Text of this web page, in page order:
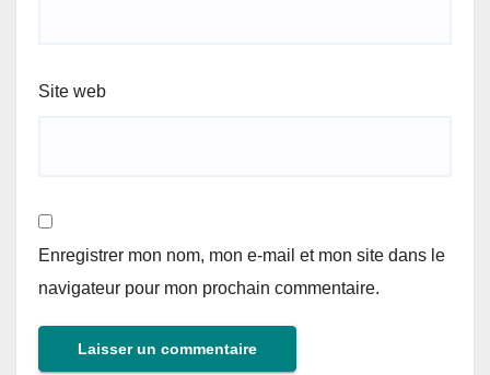
Site web
Enregistrer mon nom, mon e-mail et mon site dans le
navigateur pour mon prochain commentaire.